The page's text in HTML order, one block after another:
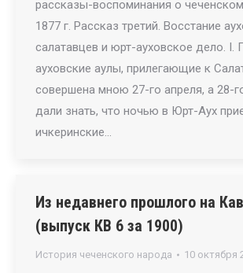
рассказы-воспоминания о
1877 г. Рассказ третий. Восстание
салатавцев и юрт-ауховское дело. I.
ауховские аулы, прилегающие к
совершена мною 27-го апреля, а 28-
дали знать, что ночью в Юрт-Аух
ичкеринские…
Из недавнего прошлого на
(выпуск КВ 6 за 1900)
История чеченского народа 10 октября